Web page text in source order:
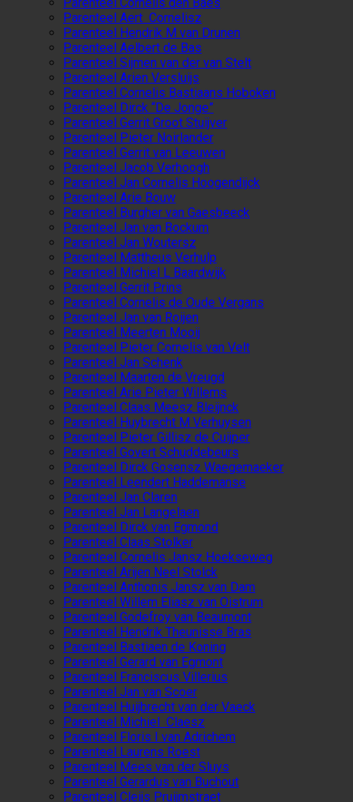
Parenteel Aert Cornelisz
Parenteel Hendrik M van Drunen
Parenteel Aelbert de Bas
Parenteel Sijmen van der van Stelt
Parenteel Arien Versluijs
Parenteel Cornelis Bastiaans Hoboken
Parenteel Dirck “De Jonge”
Parenteel Gerrit Groot Stuijver
Parenteel Pieter Noirlander
Parenteel Gerrit van Leeuwen
Parenteel Jacob Verhoogh
Parenteel Jan Cornelis Hoogendijck
Parenteel Arie Bouw
Parenteel Burgher van Gaesbeeck
Parenteel Jan van Bockum
Parenteel Jan Woutersz
Parenteel Mattheus Verhulp
Parenteel Michiel L Baardwijk
Parenteel Gerrit Prins
Parenteel Cornelis de Oude Vergans
Parenteel Jan van Roijen
Parenteel Meerten Mooij
Parenteel Pieter Cornelis van Velt
Parenteel Jan Schenk
Parenteel Maarten de Vreugd
Parenteel Arie Pieter Willems
Parenteel Claas Meesz Bleijnck
Parenteel Huybrecht M Verhuysen
Parenteel Pieter Gillisz de Cuijper
Parenteel Govert Schuddebeurs
Parenteel Dirck Gosensz Waegemaeker
Parenteel Leendert Haddemanse
Parenteel Jan Claren
Parenteel Jan Langelaen
Parenteel Dirck van Egmond
Parenteel Claas Stolker
Parenteel Cornelis Jansz Hoekseweg
Parenteel Arijen Neel Stolck
Parenteel Anthonis Jansz van Dam
Parenteel Willem Eliasz van Oistrum
Parenteel Godefroy van Beaumont
Parenteel Hendrik Theunisse Bras
Parenteel Bastiaen de Koning
Parenteel Gerard van Egmont
Parenteel Franciscus Villerius
Parenteel Jan van Scoer
Parenteel Huijbrecht van der Vaeck
Parenteel Michiel Claesz
Parenteel Floris I van Adrichem
Parenteel Laurens Roest
Parenteel Mees van der Sluys
Parenteel Gerardus van Buchout
Parenteel Cleijs Pruijmstraet